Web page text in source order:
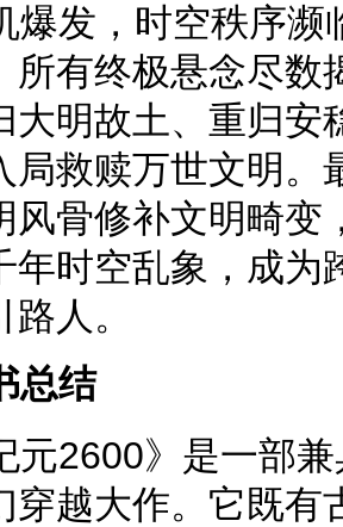
爆发，时空秩序濒
所有终极悬念尽数
大明故土、重归安
局救赎万世文明。
风骨修补文明畸变
年时空乱象，成为
人。
总结
元2600》是一部
穿越大作。它既有